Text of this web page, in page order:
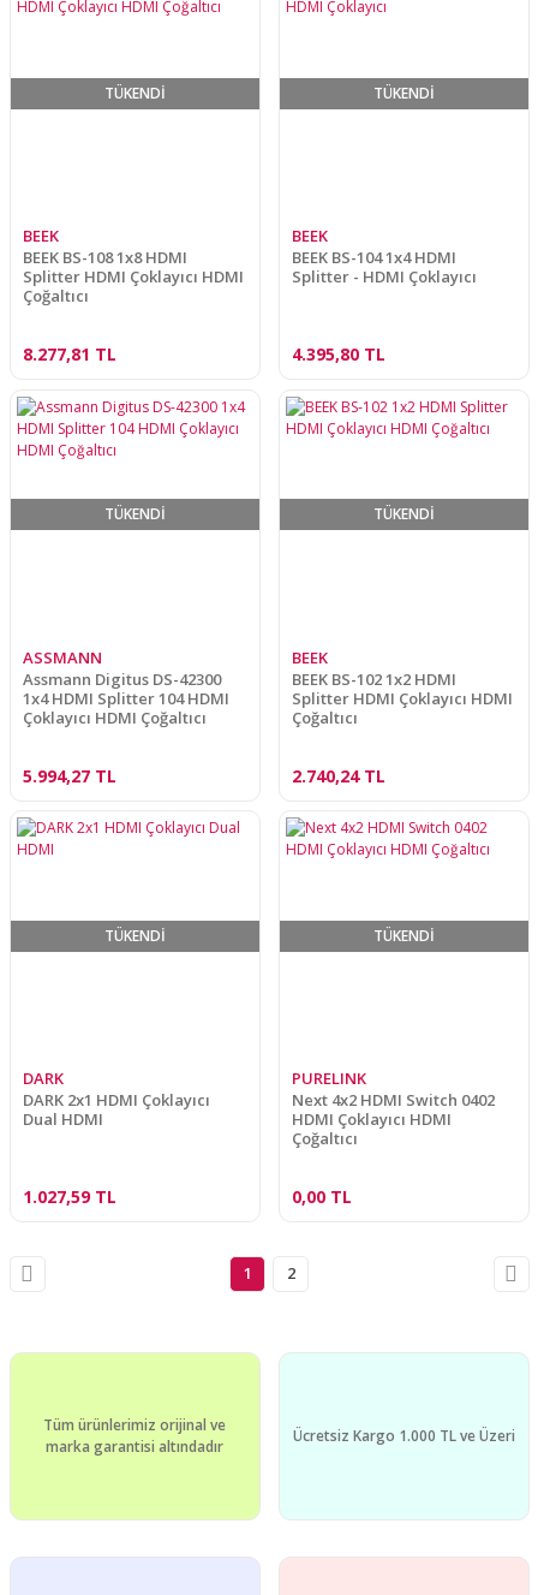
TÜKENDİ
BEEK
BEEK BS-108 1x8 HDMI
Splitter HDMI Çoklayıcı HDMI
Çoğaltıcı
8.277,81 TL
TÜKENDİ
BEEK
BEEK BS-104 1x4 HDMI
Splitter - HDMI Çoklayıcı
4.395,80 TL
TÜKENDİ
ASSMANN
Assmann Digitus DS-42300
1x4 HDMI Splitter 104 HDMI
Çoklayıcı HDMI Çoğaltıcı
5.994,27 TL
TÜKENDİ
BEEK
BEEK BS-102 1x2 HDMI
Splitter HDMI Çoklayıcı HDMI
Çoğaltıcı
2.740,24 TL
TÜKENDİ
DARK
DARK 2x1 HDMI Çoklayıcı
Dual HDMI
1.027,59 TL
TÜKENDİ
PURELINK
Next 4x2 HDMI Switch 0402
HDMI Çoklayıcı HDMI
Çoğaltıcı
0,00 TL
1 2
Tüm ürünlerimiz orijinal ve
marka garantisi altındadır
Ücretsiz Kargo 1.000 TL ve Üzeri